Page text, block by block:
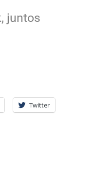
juntos
Twitter